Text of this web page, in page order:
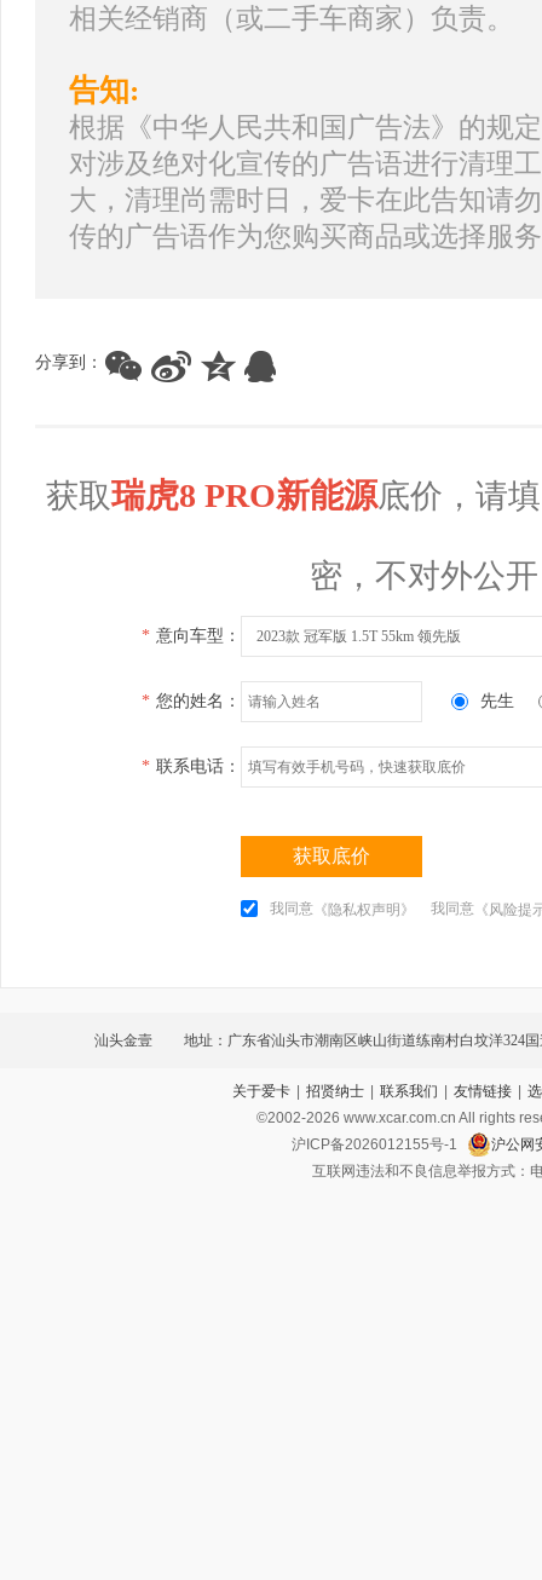
相关经销商（或二手车商家）负责。
告知:
根据《中华人民共和国广告法》的规
对涉及绝对化宣传的广告语进行清理
大，清理尚需时日，爱卡在此告知请
传的广告语作为您购买商品或选择服
分享到：
获取瑞虎8 PRO新能源底价，请
密，不对外公
* 意向车型： 2023款 冠军版 1.5T 55km 领先版
* 您的姓名： 先生
* 联系电话：
获取底价
我同意 《隐私权声明》 我同意 《风险提
汕头金壹 地址：广东省汕头市潮南区峡山街道练南村白坟洋324
汽车城A幢首层A17
关于爱卡 | 招贤纳士 | 联系我们 | 友情链接 |
©2002-2026 www.xcar.com.cn All rights
沪ICP备2026012155号-1
沪公网
互联网违法和不良信息举报方式：